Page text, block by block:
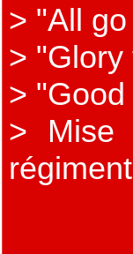
> "All
> "Glory
>
> Mise
régiment